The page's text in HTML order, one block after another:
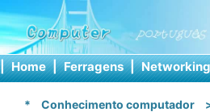
| Home | Ferragens | Networking
* Conhecimento computador